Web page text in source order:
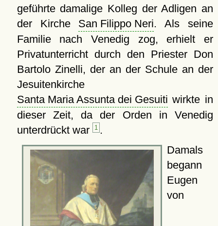
geführte damalige Kolleg der Adligen an
der Kirche San Filippo Neri. Als seine
Familie nach Venedig zog, erhielt er
Privatunterricht durch den Priester Don
Bartolo Zinelli, der an der Schule an der
Jesuitenkirche
Santa Maria Assunta dei Gesuiti wirkte in
dieser Zeit, da der Orden in Venedig
unterdrückt war
1 .
Damals
begann
Eugen
von